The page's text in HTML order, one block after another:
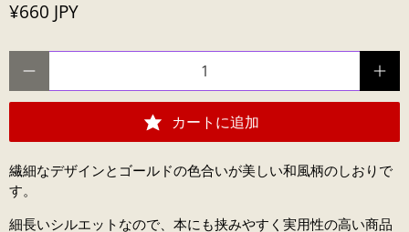
¥660 JPY
カートに追加
繊細なデザインとゴールドの色合いが美しい和風柄のしおりで
す。
細長いシルエットなので、本にも挟みやすく実用性の高い商品